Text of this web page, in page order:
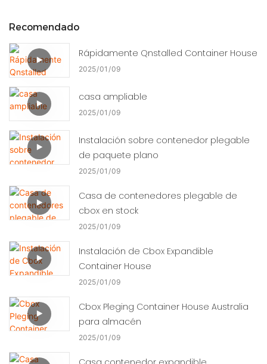
Recomendado
Rápidamente Qnstalled Container House
2025 01 09
casa ampliable
2025 01 09
Instalación sobre contenedor plegable
de paquete plano
2025 01 09
Casa de contenedores plegable de
cbox en stock
2025 01 09
Instalación de Cbox Expandible
Container House
2025 01 09
Cbox Pleging Container House Australia
para almacén
2025 01 09